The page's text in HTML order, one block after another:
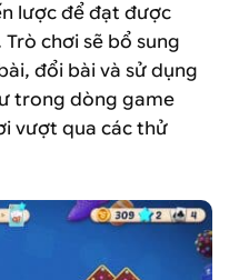
lược để đạt được
chơi sẽ bổ sung
đổi bài và sử dụng
trong dòng game
vượt qua các thử